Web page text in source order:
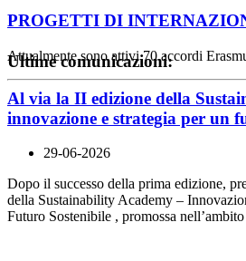
PROGETTI DI
Attualmente sono attivi 70 accordi
Ultime comunicazioni:
Al via la II edizione della
innovazione e strategia per un
29-06-2026
Dopo il successo della prima edizione,
della Sustainability Academy –
Futuro Sostenibile , promossa